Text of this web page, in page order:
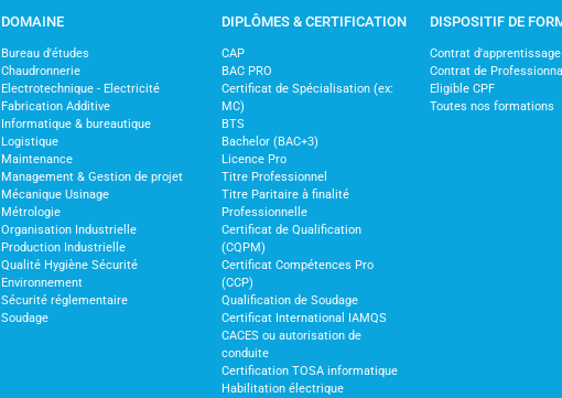
DOMAINE
Bureau d'études
Chaudronnerie
Electrotechnique - Electricité
Fabrication Additive
Informatique & bureautique
Logistique
Maintenance
Management & Gestion de projet
Mécanique Usinage
Métrologie
Organisation Industrielle
Production Industrielle
Qualité Hygiène Sécurité
Environnement
Sécurité réglementaire
Soudage
DIPLÔMES & CERTIFICATION
CAP
BAC PRO
Certificat de Spécialisation (ex:
MC)
BTS
Bachelor (BAC+3)
Licence Pro
Titre Professionnel
Titre Paritaire à finalité
Professionnelle
Certificat de Qualification
(CQPM)
Certificat Compétences Pro
(CCP)
Qualification de Soudage
Certificat International IAMQS
CACES ou autorisation de
conduite
Certification TOSA informatique
Habilitation électrique
DISPOSITIF DE
Contrat d'apprentissage
Contrat de
Eligible CPF
Toutes nos formations